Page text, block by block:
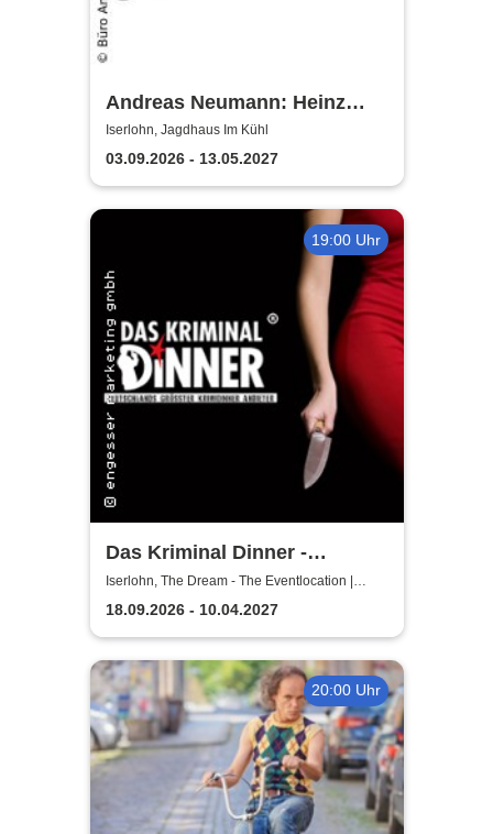
Andreas Neumann: Heinz
Erhardt Dinner Show
Iserlohn, Jagdhaus Im Kühl
03.09.2026 - 13.05.2027
19:00 Uhr
Das Kriminal Dinner -
Testament à la Carte
Iserlohn, The Dream - The Eventlocation |
Iserlohn
18.09.2026 - 10.04.2027
20:00 Uhr